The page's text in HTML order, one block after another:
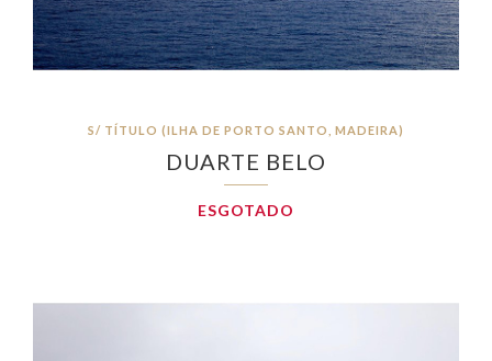
S/ TÍTULO (ILHA DE PORTO SANTO, MADEIRA)
DUARTE BELO
ESGOTADO